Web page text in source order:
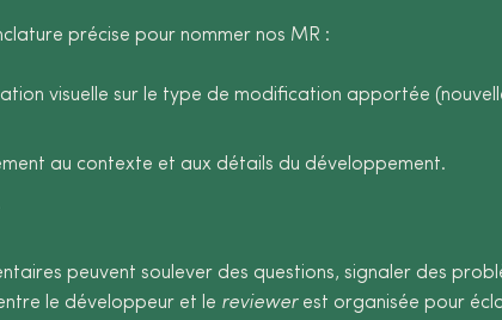
précise pour nommer nos MR :
visuelle sur le type de modification apportée
au contexte et aux détails du développement.
peuvent soulever des questions, signaler des
le développeur et le reviewer est organisée pour